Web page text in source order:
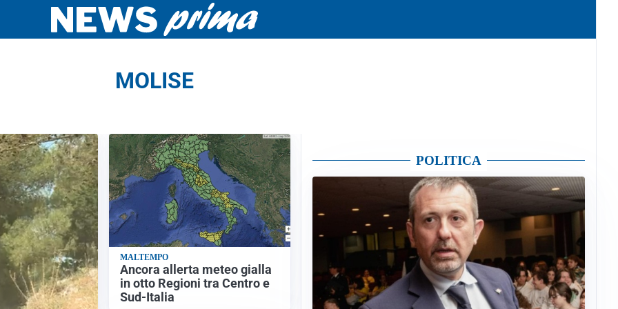
MOLISE
MALTEMPO
Ancora allerta meteo gialla
in otto Regioni tra Centro e
Sud-Italia
POLITICA